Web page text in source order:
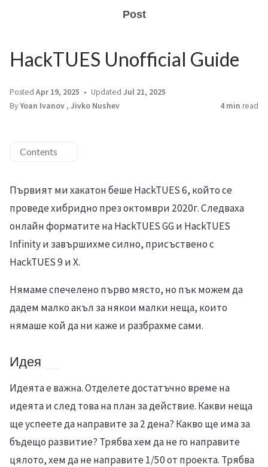
Post
HackTUES Unofficial Guide
Posted Apr 19, 2025 Updated Jul 21, 2025
ByYoan Ivanov , Jivko Nushev 4 min read
Contents
Първият ми хакатон беше HackTUES 6, който се
проведе хибридно през октомври 2020г. Следваха
онлайн форматите на HackTUES GG и HackTUES
Infinity и завършихме силно, присъствено с
HackTUES 9 и X.
Нямаме спечелено първо място, но пък можем да
дадем малко акъл за някои малки неща, които
нямаше кой да ни каже и разбрахме сами.
Идея
Идеята е важна. Отделете достатъчно време на
идеята и след това на план за действие. Какви неща
ще успеете да направите за 2 дена? Какво ще има за
бъдещо развитие? Трябва хем да не го направите
цялото, хем да не направите 1/50 от проекта. Трябва